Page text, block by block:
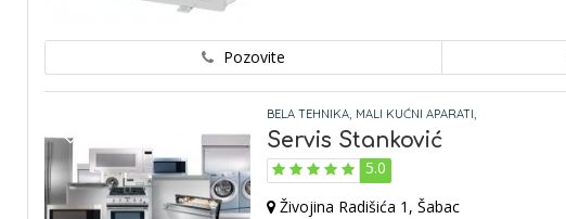
Pozovite
BELA TEHNIKA, MALI KUĆNI APARATI,
Servis Stanković
5.0
Živojina Radišića 1, Šabac